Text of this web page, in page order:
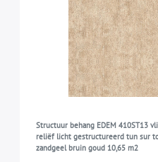
Structuur behang EDEM 410ST13
reliëf licht gestructureerd tun sur
zandgeel bruin goud 10,65 m2